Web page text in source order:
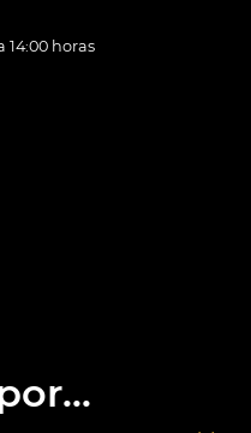
14:00 horas